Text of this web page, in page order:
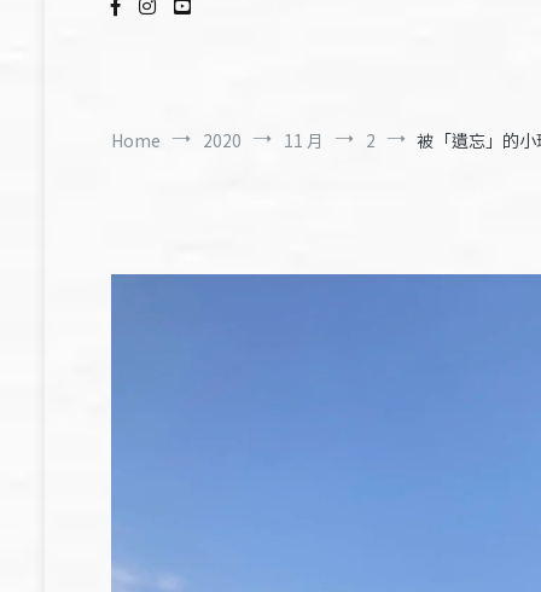
Home 2020 11 月 2 被「遺忘」的